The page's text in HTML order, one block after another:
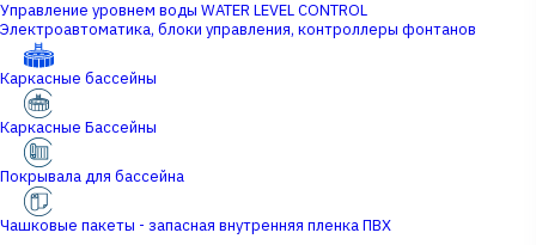
Управление уровнем воды WATER LEVEL CONTROL
Электроавтоматика, блоки управления, контроллеры фонтанов
Каркасные бассейны
Каркасные Бассейны
Покрывала для бассейна
Чашковые пакеты - запасная внутренняя пленка ПВХ